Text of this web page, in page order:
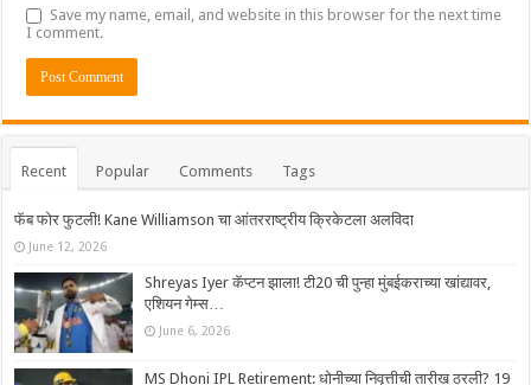
Save my name, email, and website in this browser for the next time
I comment.
Recent Popular Comments Tags
फॅब फोर फुटली! Kane Williamson चा आंतरराष्ट्रीय क्रिकेटला अलविदा
June 12, 2026
Shreyas Iyer कॅप्टन झाला! टी20 ची पुन्हा मुंबईकराच्या खांद्यावर,
एशियन गेम्स…
June 6, 2026
MS Dhoni IPL Retirement: धोनीच्या निवृत्तीची तारीख ठरली? 19